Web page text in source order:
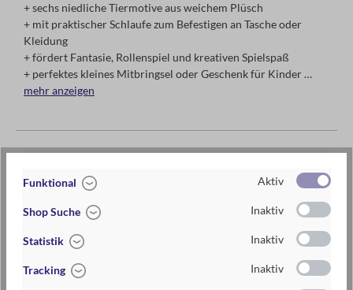
+ sechs niedliche Tiermotive aus weichem Plüsch
+ mit praktischer Schlaufe zum Befestigen an Tasche oder
Kleidung
+ fördert Fantasie, Rollenspiel und kreativen Spielspaß
+ perfektes kleines Mitbringsel oder Geschenk für Kinder
mehr anzeigen
EAN / ISBN
Warengruppe
Lieferzeit
Funktional Aktiv
Shop Suche Inaktiv
Statistik Inaktiv
Tracking Inaktiv